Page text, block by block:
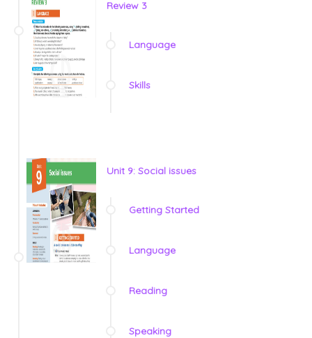
Review 3
Language
Skills
Unit 9: Social issues
Getting Started
Language
Reading
Speaking